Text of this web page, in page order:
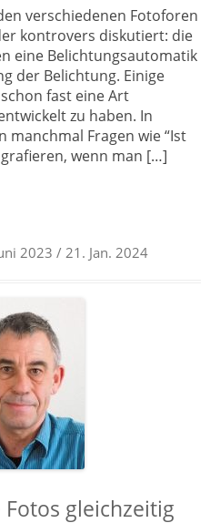
verschiedenen Fotoforen
kontrovers diskutiert: die
eine Belichtungsautomatik
der Belichtung. Einige
fast eine Art
zu haben. In
manchmal Fragen wie “Ist
wenn man […]
2023 / 21. Jan. 2024
gleichzeitig